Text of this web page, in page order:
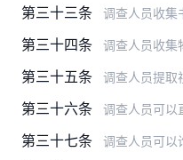
第三十三条 调查人员收集
第三十四条 调查人员收集物证时，应当收集原物。收集原物确有
第三十五条 调查人员提取
第三十六条 调查人员可以直接提取电子计算机管理业务数据库中
第三十七条 调查人员可以询问当事人或有关